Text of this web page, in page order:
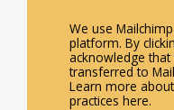
We use
platform. By
acknowledge
transferred to
Learn more
practices here.